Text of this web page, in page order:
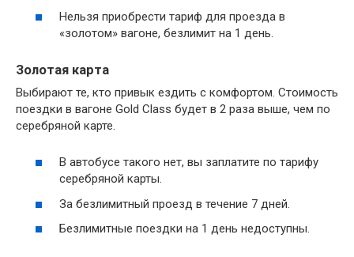
Нельзя приобрести тариф для проезда в
«золотом» вагоне, безлимит на 1 день.
Золотая карта
Выбирают те, кто привык ездить с комфортом. Стоимость
поездки в вагоне Gold Class будет в 2 раза выше, чем по
серебряной карте.
В автобусе такого нет, вы заплатите по тарифу
серебряной карты.
За безлимитный проезд в течение 7 дней.
Безлимитные поездки на 1 день недоступны.